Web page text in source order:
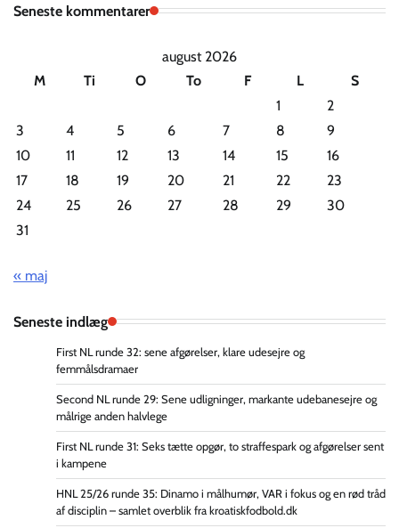
Seneste kommentarer
august 2026
M
Ti O To F L
S
1
2
3
4 5 6 7 8
9
10
11 12 13 14 15
16
17
18 19 20 21 22
23
24
25 26 27 28 29
30
31
« maj
Seneste indlæg
First NL runde 32: sene afgørelser, klare udesejre og
femmålsdramaer
Second NL runde 29: Sene udligninger, markante udebanesejre og
målrige anden halvlege
First NL runde 31: Seks tætte opgør, to straffespark og afgørelser sent
i kampene
HNL 25/26 runde 35: Dinamo i målhumør, VAR i fokus og en rød tråd
af disciplin – samlet overblik fra kroatiskfodbold.dk